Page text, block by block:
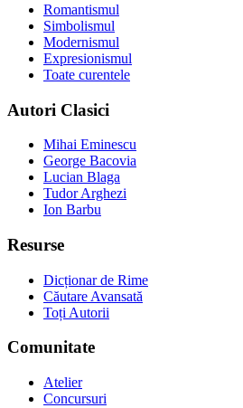
Romantismul
Simbolismul
Modernismul
Expresionismul
Toate curentele
Autori Clasici
Mihai Eminescu
George Bacovia
Lucian Blaga
Tudor Arghezi
Ion Barbu
Resurse
Dicționar de Rime
Căutare Avansată
Toți Autorii
Comunitate
Atelier
Concursuri